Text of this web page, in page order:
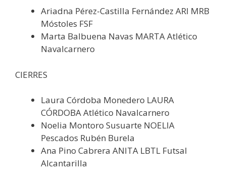
Ariadna Pérez-Castilla Fernández ARI MRB
Móstoles FSF
Marta Balbuena Navas MARTA Atlético
Navalcarnero
CIERRES
Laura Córdoba Monedero LAURA
CÓRDOBA Atlético Navalcarnero
Noelia Montoro Susuarte NOELIA
Pescados Rubén Burela
Ana Pino Cabrera ANITA LBTL Futsal
Alcantarilla